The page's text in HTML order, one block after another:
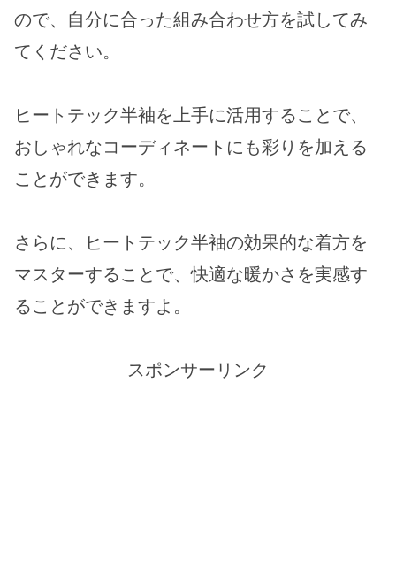
ので、自分に合った組み合わせ方を試してみ
てください。
ヒートテック半袖を上手に活用することで、
おしゃれなコーディネートにも彩りを加える
ことができます。
さらに、ヒートテック半袖の効果的な着方を
マスターすることで、快適な暖かさを実感す
ることができますよ。
スポンサーリンク